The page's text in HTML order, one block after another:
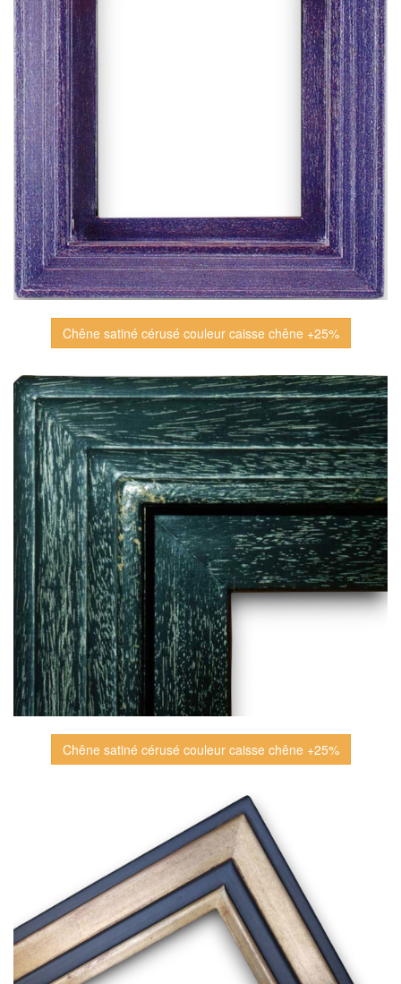
Chêne satiné cérusé couleur caisse chêne +25%
Chêne satiné cérusé couleur caisse chêne +25%